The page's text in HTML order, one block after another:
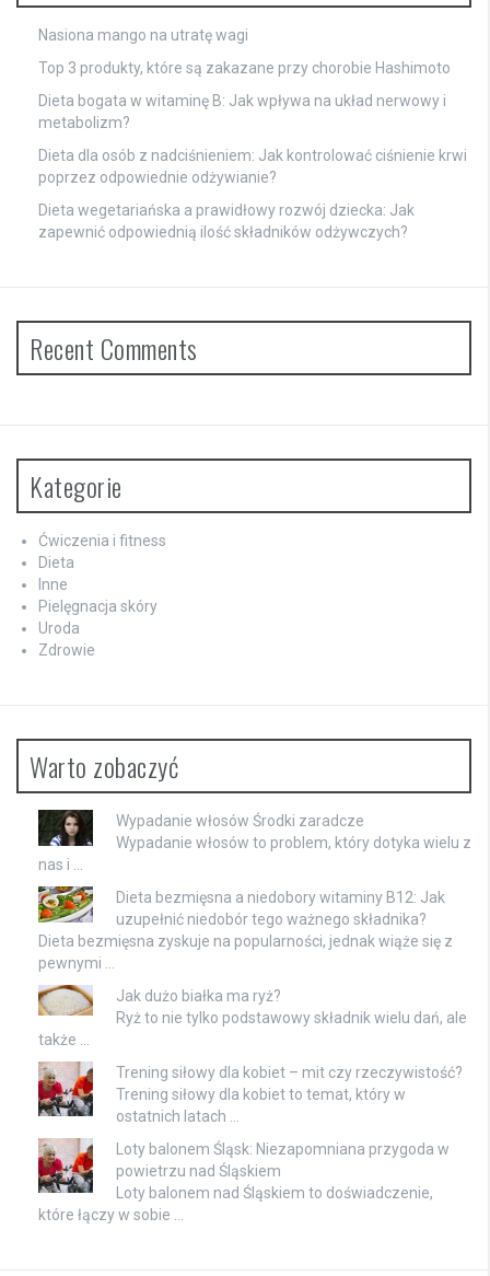
Nasiona mango na utratę wagi
Top 3 produkty, które są zakazane przy chorobie Hashimoto
Dieta bogata w witaminę B: Jak wpływa na układ nerwowy i
metabolizm?
Dieta dla osób z nadciśnieniem: Jak kontrolować ciśnienie krwi
poprzez odpowiednie odżywianie?
Dieta wegetariańska a prawidłowy rozwój dziecka: Jak
zapewnić odpowiednią ilość składników odżywczych?
Recent Comments
Kategorie
Ćwiczenia i fitness
Dieta
Inne
Pielęgnacja skóry
Uroda
Zdrowie
Warto zobaczyć
Wypadanie włosów Środki zaradcze
Wypadanie włosów to problem, który dotyka wielu z
nas i …
Dieta bezmięsna a niedobory witaminy B12: Jak
uzupełnić niedobór tego ważnego składnika?
Dieta bezmięsna zyskuje na popularności, jednak wiąże się z
pewnymi …
Jak dużo białka ma ryż?
Ryż to nie tylko podstawowy składnik wielu dań, ale
także …
Trening siłowy dla kobiet – mit czy rzeczywistość?
Trening siłowy dla kobiet to temat, który w
ostatnich latach …
Loty balonem Śląsk: Niezapomniana przygoda w
powietrzu nad Śląskiem
Loty balonem nad Śląskiem to doświadczenie,
które łączy w sobie …